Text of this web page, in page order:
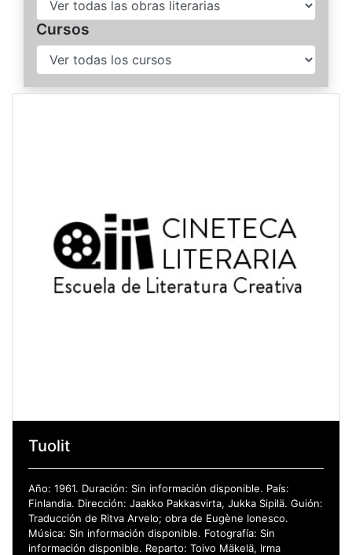
Cursos
Tuolit
Año: 1961. Duración: Sin información disponible. País:
Finlandia. Dirección: Jaakko Pakkasvirta, Jukka Sipilä. Guión:
Traducción de Ritva Arvelo; obra de Eugène Ionesco.
Música: Sin información disponible. Fotografía: Sin
información disponible. Reparto: Toivo Mäkelä, Irma